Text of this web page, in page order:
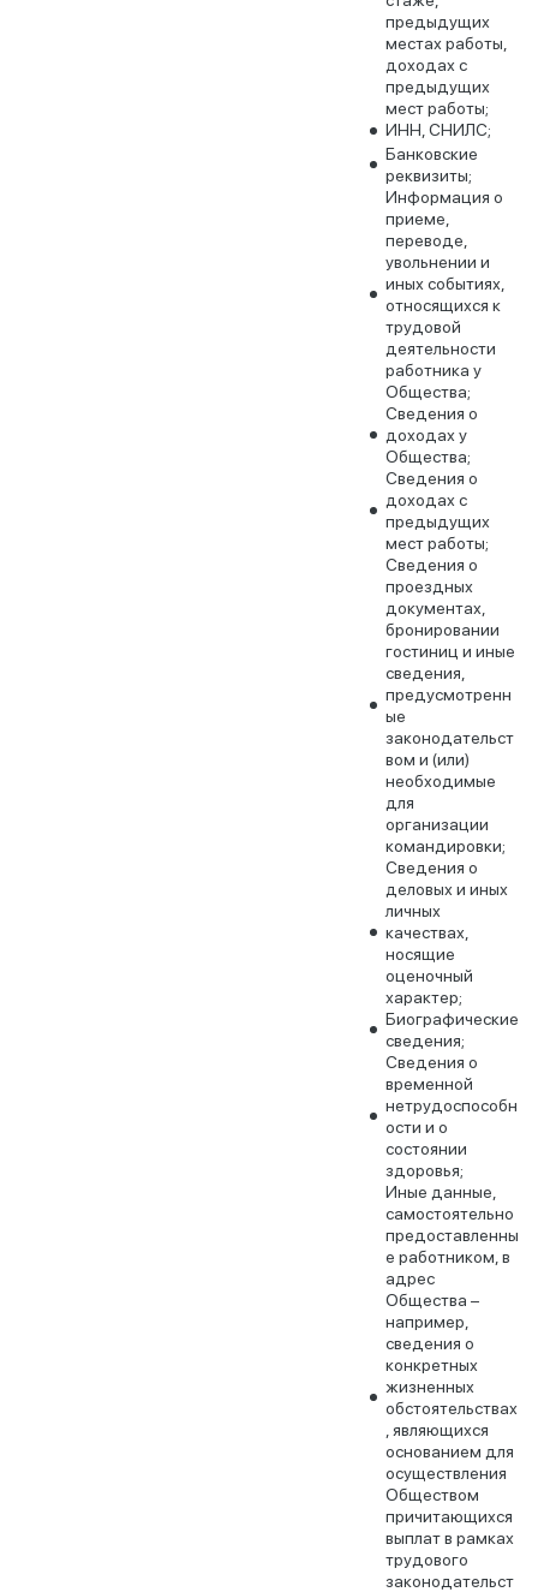
предыдущих
местах работы,
доходах с
предыдущих
мест работы;
ИНН, СНИЛС;
Банковские
реквизиты;
Информация о
приеме,
переводе,
увольнении и
иных событиях,
относящихся к
трудовой
деятельности
работника у
Общества;
Сведения о
доходах у
Общества;
Сведения о
доходах с
предыдущих
мест работы;
Сведения о
проездных
документах,
бронировании
гостиниц и иные
сведения,
предусмотренн
ые
законодательст
вом и (или)
необходимые
для
организации
командировки;
Сведения о
деловых и иных
личных
качествах,
носящие
оценочный
характер;
Биографические
сведения;
Сведения о
временной
нетрудоспособн
ости и о
состоянии
здоровья;
Иные данные,
самостоятельно
предоставленны
е работником, в
адрес
Общества –
например,
сведения о
конкретных
жизненных
обстоятельствах
, являющихся
основанием для
осуществления
Обществом
причитающихся
выплат в рамках
трудового
законодательст